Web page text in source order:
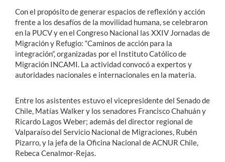
Con el propósito de generar espacios de reflexión y acción
frente a los desafíos de la movilidad humana, se celebraron
en la PUCV y en el Congreso Nacional las XXIV Jornadas de
Migración y Refugio: “Caminos de acción para la
integración”, organizadas por el Instituto Católico de
Migración INCAMI. La actividad convocó a expertos y
autoridades nacionales e internacionales en la materia.
Entre los asistentes estuvo el vicepresidente del Senado de
Chile, Matías Walker y los senadores Francisco Chahuán y
Ricardo Lagos Weber; además del director regional de
Valparaíso del Servicio Nacional de Migraciones, Rubén
Pizarro, y la jefa de la Oficina Nacional de ACNUR Chile,
Rebeca Cenalmor-Rejas.